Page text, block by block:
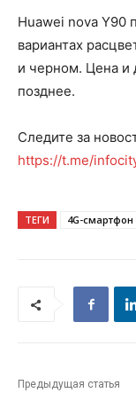
Huawei nova Y90
вариантах
и черном. Цена и
позднее.
Следите за
https://t.me/
ТЕГИ 4G-смартфон
Предыдущая статья